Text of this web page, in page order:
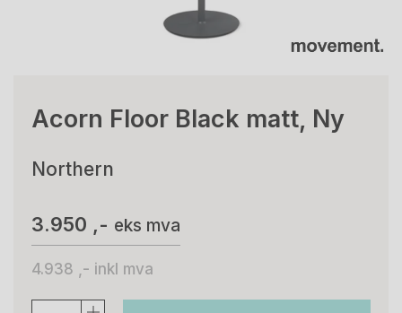
Acorn Floor Black matt, Ny
Northern
3.950 ,- eks mva
4.938 ,- inkl mva